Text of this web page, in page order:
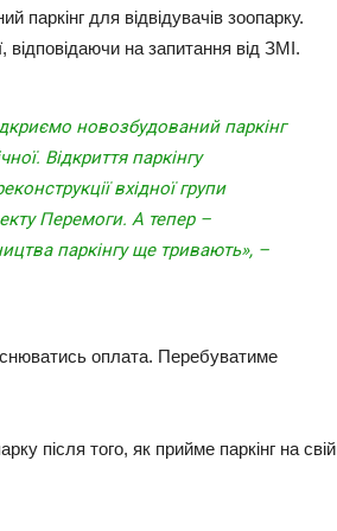
паркінг для відвідувачів зоопарку.
на запитання від ЗМІ.
новозбудований паркінг
Відкриття паркінгу
вхідної групи
Перемоги. А тепер –
паркінгу ще тривають», –
оплата. Перебуватиме
після того, як прийме паркінг на свій